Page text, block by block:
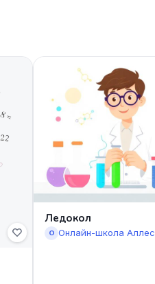
Ледокол
О Онлайн-школа Аллес